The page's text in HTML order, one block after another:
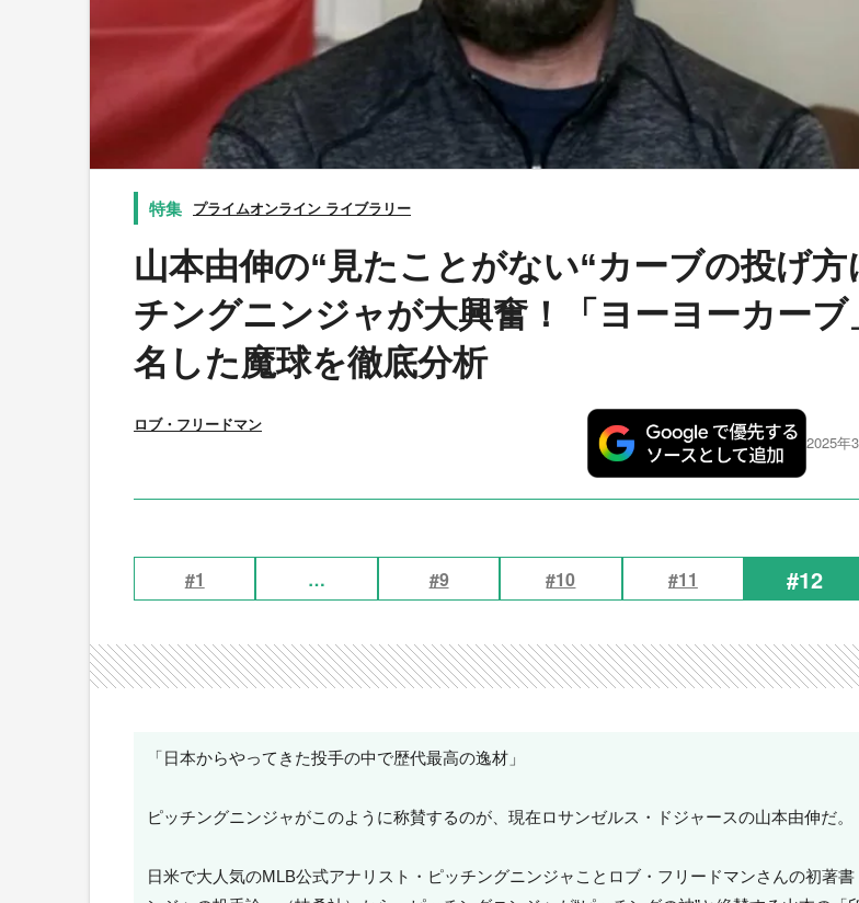
プライムオンライン ライブラリー
山本由伸の“見たことがない“カーブの投げ方
チングニンジャが大興奮！「ヨーヨーカーブ
名した魔球を徹底分析
ロブ・フリードマン
2025年
#1 … #9 #10 #11 #12
「日本からやってきた投手の中で歴代最高の逸材」
ピッチングニンジャがこのように称賛するのが、現在ロサンゼルス・ドジャースの山本由伸だ。
日米で大人気のMLB公式アナリスト・ピッチングニンジャことロブ・フリードマンさんの初著